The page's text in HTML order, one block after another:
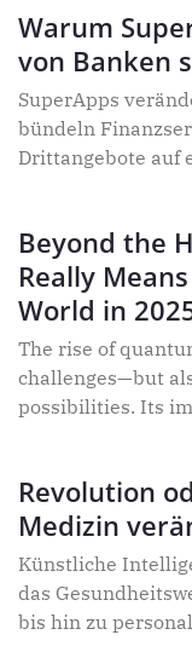
Management bei
als produktiver
Interview spricht
Maschine. Wie
für den Wandel ist
Warum
von Banken
SuperApps
bündeln
Drittangebote auf
digitale Zukunft
Potenziale heben
müssen, um den
Beyond the
Really
World in
The rise of
challenges—but
possibilities. Its
the “Year of
2025 marks a
technology. In this
Managing
thoughts about
both
Revolution
Medizin
Künstliche
das
bis hin zu